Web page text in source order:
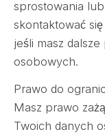
sprostowania
skontaktować
jeśli masz
osobowych.
Prawo do
Masz prawo
Twoich danych